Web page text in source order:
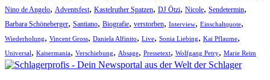
Nino de Angelo, Adventsfest, Kastelruther Spatzen, DJ Ötzi, Nicole, Sendetermin,
Barbara Schöneberger, Santiano, Biografie, verstorben, Interview, Einschaltquote,
Wiederholung, Vincent Gross, Daniela Alfinito, Live, Sonia Liebing, Kai Pflaume,
Universal, Kaisermania, Verschiebung, Absage, Pressetext, Wolfgang Petry, Marie Reim